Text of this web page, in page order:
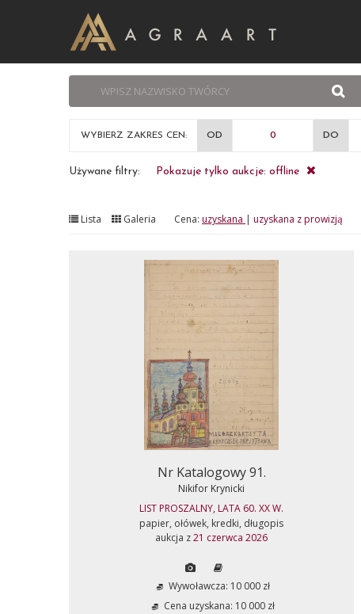
WYBIERZ ZAKRES CEN: OD DO
Używane filtry: Pokazuje tylko aukcje: offline
Lista Galeria Cena: uzyskana | uzyskana z prowizją
Nr Katalogowy 91.
Nikifor Krynicki
LIST PROSZALNY, LATA 60. XX W.
papier, ołówek, kredki, długopis
aukcja z21 czerwca 2026
Wywoławcza: 10 000 zł
Cena uzyskana: 10 000 zł